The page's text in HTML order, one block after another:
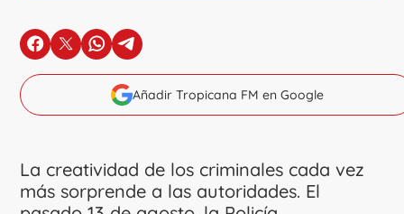
en Facebook
en Xen Whatsapp
en Telegram
Añadir Tropicana FM en Google
La creatividad de los criminales cada vez
más sorprende a las autoridades. El